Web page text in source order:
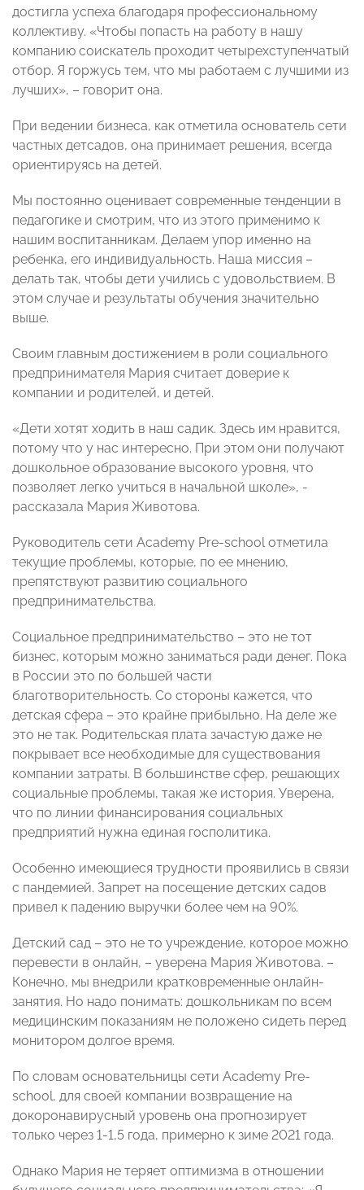
достигла успеха благодаря профессиональному
коллективу. «Чтобы попасть на работу в нашу
компанию соискатель проходит четырехступенчатый
отбор. Я горжусь тем, что мы работаем с лучшими из
лучших», – говорит она.
При ведении бизнеса, как отметила основатель сети
частных детсадов, она принимает решения, всегда
ориентируясь на детей.
Мы постоянно оценивает современные тенденции в
педагогике и смотрим, что из этого применимо к
нашим воспитанникам. Делаем упор именно на
ребенка, его индивидуальность. Наша миссия –
делать так, чтобы дети учились с удовольствием. В
этом случае и результаты обучения значительно
выше.
Своим главным достижением в роли социального
предпринимателя Мария считает доверие к
компании и родителей, и детей.
«Дети хотят ходить в наш садик. Здесь им нравится,
потому что у нас интересно. При этом они получают
дошкольное образование высокого уровня, что
позволяет легко учиться в начальной школе», -
рассказала Мария Животова.
Руководитель сети Academy Pre-school отметила
текущие проблемы, которые, по ее мнению,
препятствуют развитию социального
предпринимательства.
Социальное предпринимательство – это не тот
бизнес, которым можно заниматься ради денег. Пока
в России это по большей части
благотворительность. Со стороны кажется, что
детская сфера – это крайне прибыльно. На деле же
это не так. Родительская плата зачастую даже не
покрывает все необходимые для существования
компании затраты. В большинстве сфер, решающих
социальные проблемы, такая же история. Уверена,
что по линии финансирования социальных
предприятий нужна единая госполитика.
Особенно имеющиеся трудности проявились в связи
с пандемией. Запрет на посещение детских садов
привел к падению выручки более чем на 90%.
Детский сад – это не то учреждение, которое можно
перевести в онлайн, – уверена Мария Животова. –
Конечно, мы внедрили кратковременные онлайн-
занятия. Но надо понимать: дошкольникам по всем
медицинским показаниям не положено сидеть перед
монитором долгое время.
По словам основательницы сети Academy Pre-
school, для своей компании возвращение на
докоронавирусный уровень она прогнозирует
только через 1-1,5 года, примерно к зиме 2021 года.
Однако Мария не теряет оптимизма в отношении